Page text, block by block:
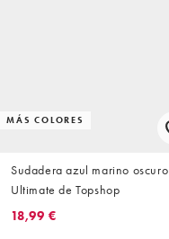
MÁS COLORES
Sudadera azul marino oscuro
Ultimate de Topshop
18,99 €